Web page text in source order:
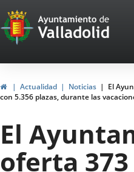
Portal
Web
del
de
Valladolid
InicioActualidad Noticias
El
con 5.356 plazas, durante las
El
oferta